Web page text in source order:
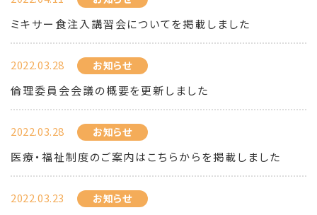
ミキサー食注入講習会についてを掲載しました
2022.03.28 お知らせ
倫理委員会会議の概要を更新しました
2022.03.28 お知らせ
医療・福祉制度のご案内はこちらからを掲載しました
2022.03.23 お知らせ